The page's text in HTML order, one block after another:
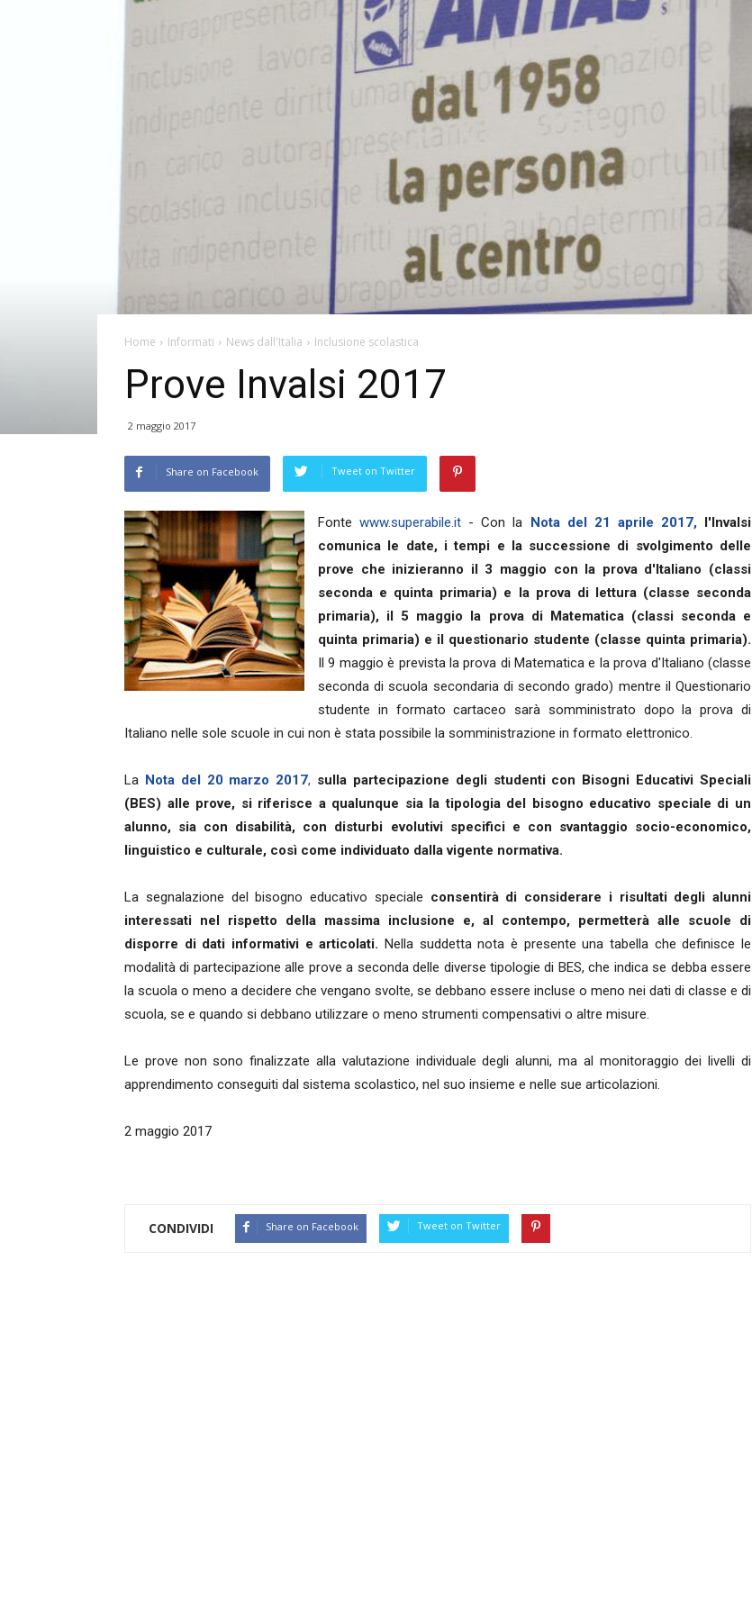
Home Informati News dall'Italia Inclusione scolastica
Prove Invalsi 2017
2 maggio 2017
Share on Facebook Tweet on Twitter
Fontewww.superabile.it - Con la Nota del 21 aprile 2017,
l'Invalsi
comunica le date, i tempi e la successione di svolgimento delle
prove che inizieranno il 3 maggio con la prova d'Italiano (classi
seconda e quinta primaria) e la prova di lettura (classe seconda
primaria), il 5 maggio la prova di Matematica (classi seconda e
quinta primaria) e il questionario studente (classe quinta primaria).
Il 9 maggio è prevista la prova di Matematica e la prova d'Italiano (classe
seconda di scuola secondaria di secondo grado) mentre il Questionario
studente in formato cartaceo sarà somministrato dopo la prova di
Italiano nelle sole scuole in cui non è stata possibile la somministrazione in formato elettronico.
La Nota del 20 marzo 2017, sulla partecipazione degli studenti con Bisogni Educativi Speciali
(BES) alle prove, si riferisce a qualunque sia la tipologia del bisogno educativo speciale di un
alunno, sia con disabilità, con disturbi evolutivi specifici e con svantaggio socio-economico,
linguistico e culturale, così come individuato dalla vigente normativa.
La segnalazione del bisogno educativo speciale consentirà di considerare i risultati degli alunni
interessati nel rispetto della massima inclusione e, al contempo, permetterà alle scuole di
disporre di dati informativi e articolati. Nella suddetta nota è presente una tabella che definisce le
modalità di partecipazione alle prove a seconda delle diverse tipologie di BES, che indica se debba essere
la scuola o meno a decidere che vengano svolte, se debbano essere incluse o meno nei dati di classe e di
scuola, se e quando si debbano utilizzare o meno strumenti compensativi o altre misure.
Le prove non sono finalizzate alla valutazione individuale degli alunni, ma al monitoraggio dei livelli di
apprendimento conseguiti dal sistema scolastico, nel suo insieme e nelle sue articolazioni.
2 maggio 2017
CONDIVIDI Share on Facebook Tweet on Twitter